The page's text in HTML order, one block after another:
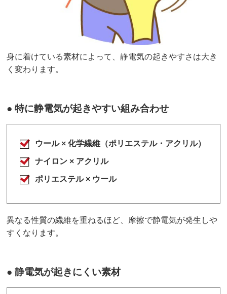
身に着けている素材によって、静電気の起きやすさは大き
く変わります。
● 特に静電気が起きやすい組み合わせ
ウール × 化学繊維（ポリエステル・アクリル）
ナイロン × アクリル
ポリエステル × ウール
異なる性質の繊維を重ねるほど、摩擦で静電気が発生しや
すくなります。
● 静電気が起きにくい素材